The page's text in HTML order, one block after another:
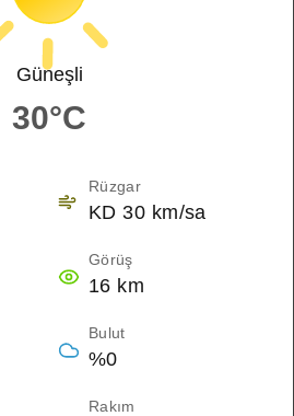
Güneşli
30°C
Rüzgar
KD 30 km/sa
Görüş
16 km
Bulut
%0
Rakım